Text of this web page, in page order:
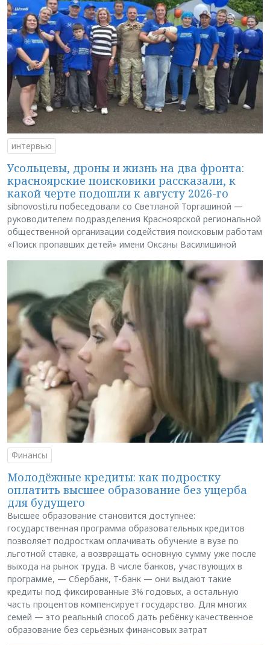
интервью
Усольцевы, дроны и жизнь на два фронта:
красноярские поисковики рассказали, к
какой черте подошли к августу 2026-го
sibnovosti.ru побеседовали со Светланой Торгашиной —
руководителем подразделения Красноярской региональной
общественной организации содействия поисковым работам
«Поиск пропавших детей» имени Оксаны Василишиной
Финансы
Молодёжные кредиты: как подростку
оплатить высшее образование без ущерба
для будущего
Высшее образование становится доступнее:
государственная программа образовательных кредитов
позволяет подросткам оплачивать обучение в вузе по
льготной ставке, а возвращать основную сумму уже после
выхода на рынок труда. В числе банков, участвующих в
программе, — Сбербанк, Т-банк — они выдают такие
кредиты под фиксированные 3% годовых, а остальную
часть процентов компенсирует государство. Для многих
семей — это реальный способ дать ребёнку качественное
образование без серьёзных финансовых затрат